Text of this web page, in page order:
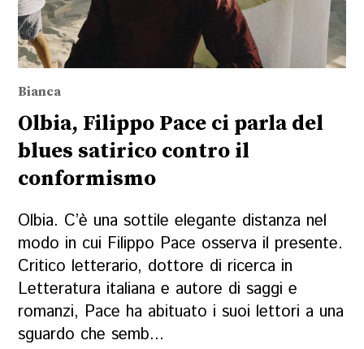
Bianca
Olbia, Filippo Pace ci parla del
blues satirico contro il
conformismo
Olbia. C’è una sottile elegante distanza nel
modo in cui Filippo Pace osserva il presente.
Critico letterario, dottore di ricerca in
Letteratura italiana e autore di saggi e
romanzi, Pace ha abituato i suoi lettori a una
sguardo che semb...